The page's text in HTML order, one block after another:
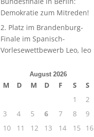
Demokratie zum Mitreden!
2. Platz im Brandenburg-
Finale im Spanisch-
Vorlesewettbewerb Leo, leo
August 2026
M D M D F S
S
1
2
3
4 5 6 7 8
9
10
11 12 13 14 15
16